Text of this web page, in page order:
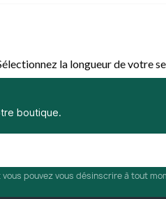
la longueur de votre
boutique.
pouvez vous désinscrire à tout